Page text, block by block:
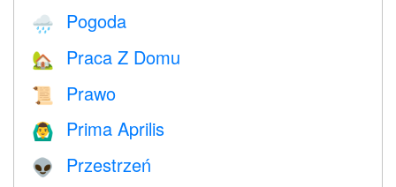
🌧 Pogoda
🏡 Praca Z Domu
📜 Prawo
🙆‍♂️ Prima Aprilis
👽 Przestrzeń